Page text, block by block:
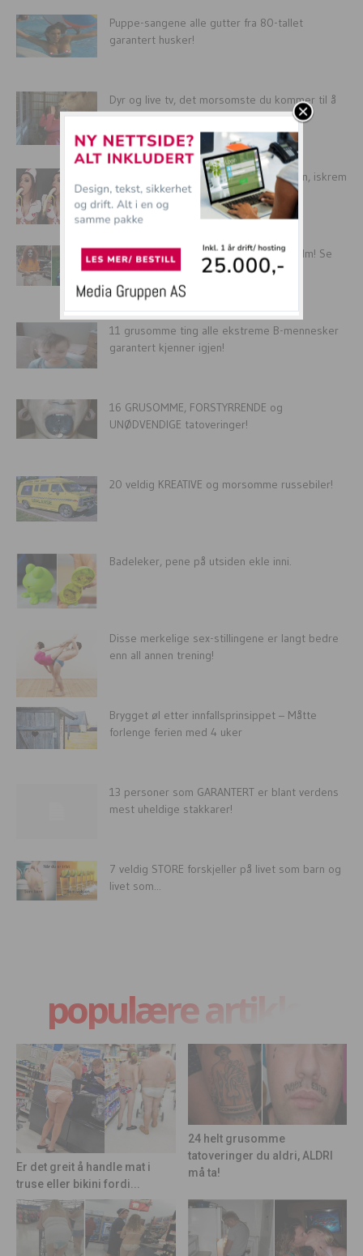
Puppe-sangene alle gutter fra 80-tallet
garantert husker!
Dyr og live tv, det morsomste du kommer til å
se...
18 bevis på at du ALDRI bør spise banan, iskrem
eller...
32 helt SJUKE WTF øyeblikk fanget på film! Se
dem her!
11 grusomme ting alle ekstreme B-mennesker
garantert kjenner igjen!
16 GRUSOMME, FORSTYRRENDE og
UNØDVENDIGE tatoveringer!
20 veldig KREATIVE og morsomme russebiler!
Badeleker, pene på utsiden ekle inni.
Disse merkelige sex-stillingene er langt bedre
enn all annen trening!
Brygget øl etter innfallsprinsippet – Måtte
forlenge ferien med 4 uker
13 personer som GARANTERT er blant verdens
mest uheldige stakkarer!
7 veldig STORE forskjeller på livet som barn og
livet som...
populære artikler
Er det greit å handle mat i
truse eller bikini fordi...
24 helt grusomme
tatoveringer du aldri, ALDRI
må ta!